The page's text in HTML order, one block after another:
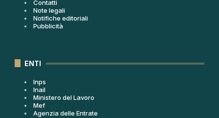
Contatti
Note legali
Notifiche editoriali
Pubblicità
ENTI
Inps
Inail
Ministero del Lavoro
Mef
Agenzia delle Entrate